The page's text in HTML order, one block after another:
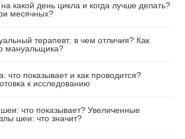
какой день цикла и когда лучше делать?
месячных?
терапевт: в чем отличия? Как
мануальщика?
что показывает и как проводится?
к исследованию
что показывает? Увеличенные
шеи: что значит?